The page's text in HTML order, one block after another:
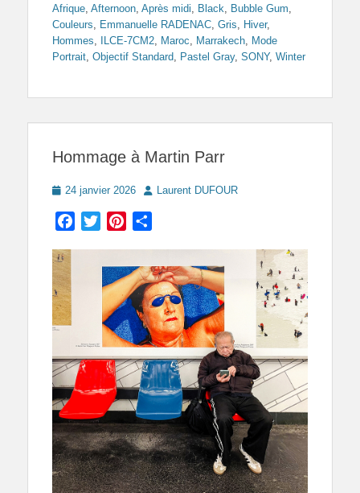
Afrique, Afternoon, Après midi, Black, Bubble Gum,
Couleurs, Emmanuelle RADENAC, Gris, Hiver,
Hommes, ILCE-7CM2, Maroc, Marrakech, Mode
Portrait, Objectif Standard, Pastel Gray, SONY, Winter
Hommage à Martin Parr
Posted
24 janvier 2026 AuthorLaurent DUFOUR
Facebook
TwitterPinterest